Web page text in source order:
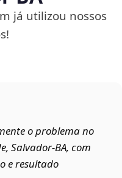
já utilizou nossos
o problema no
Salvador‑BA, com
e resultado